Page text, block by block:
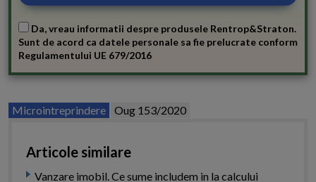
Da, vreau informatii despre produsele Rentrop&Straton.
Sunt de acord ca datele personale sa fie prelucrate conform
Regulamentului UE 679/2016
Microintreprindere Oug 153/2020
Articole similare
Vanzare imobil. Ce sume includem in la calcului